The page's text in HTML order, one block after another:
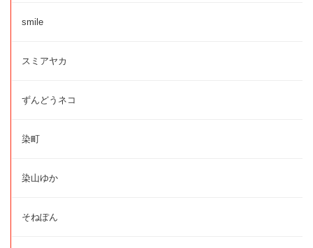
smile
スミアヤカ
ずんどうネコ
染町
染山ゆか
そねぽん